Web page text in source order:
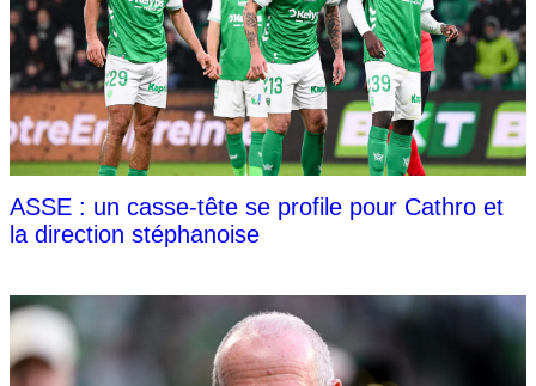
ASSE : un casse-tête se profile pour Cathro et
la direction stéphanoise